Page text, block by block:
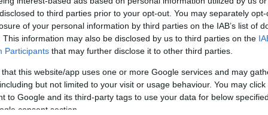
to third parties prior to your opt-out. You may separately
of your personal information by third parties on the IAB’s list of
This information may also be disclosed by us to third parties on the
Participants that may further disclose it to other third parties.
that this website/app uses one or more Google services and may
but not limited to your visit or usage behaviour. You may
to Google and its third-party tags to use your data for below
consent section.
μέλλον. Να πηγαίνουμε στις προπονήσεις
τους συμπαίκτες μας, να παίζουμε τα
είναι περίεργο στην αρχή, αλλά πρέπει να το
την πανδημίαείχε να σχολιάσει:«Κανείς
να περιμένει αυτό που ζήσαμε. Υπήρχαν